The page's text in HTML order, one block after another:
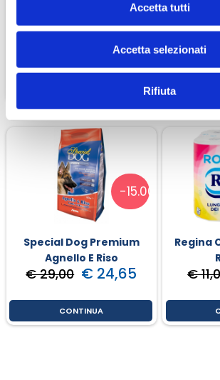
Accetta tutti
Accetta selezionati
Rifiuta
Tonno E Riso
€ 23,38 €
-15.00%
Special Dog Premium
Agnello E Riso
€ 29,00 € 24,65
CONTINUA
Regina
€